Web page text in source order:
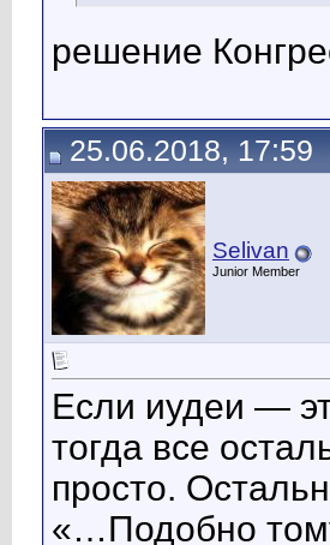
решение
25.06.2018, 17:59
Selivan
Junior Member
Если иудеи —
тогда все
просто.
«…Подобно